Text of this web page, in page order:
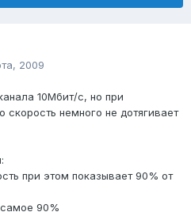
2009
10Мбит/с, но при
скорость немного не дотягивает
при этом показывает 90% от
90%